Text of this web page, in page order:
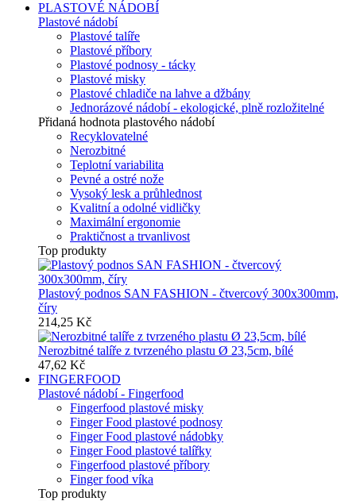
PLASTOVÉ NÁDOBÍ
Plastové nádobí
Plastové talíře
Plastové příbory
Plastové podnosy - tácky
Plastové misky
Plastové chladiče na lahve a džbány
Jednorázové nádobí - ekologické, plně rozložitelné
Přidaná hodnota plastového nádobí
Recyklovatelné
Nerozbitné
Teplotní variabilita
Pevné a ostré nože
Vysoký lesk a průhlednost
Kvalitní a odolné vidličky
Maximální ergonomie
Praktičnost a trvanlivost
Top produkty
Plastový podnos SAN FASHION - čtvercový 300x300mm,
číry
214,25 Kč
Nerozbitné talíře z tvrzeného plastu Ø 23,5cm, bílé
47,62 Kč
FINGERFOOD
Plastové nádobí - Fingerfood
Fingerfood plastové misky
Finger Food plastové podnosy
Finger Food plastové nádobky
Finger Food plastové talířky
Fingerfood plastové příbory
Finger food víka
Top produkty